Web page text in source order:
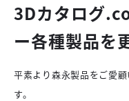
3Dカタログ
ー各種製品を
平素より森永製品をご愛
す。